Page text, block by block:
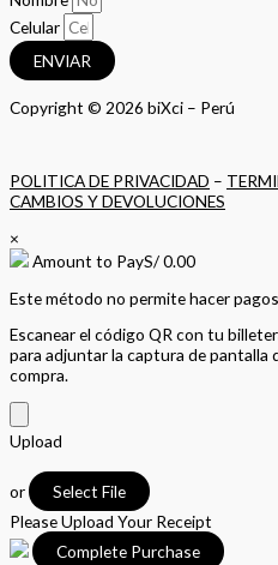
Celular
ENVIAR
Copyright © 2026 biXci – Perú
POLITICA DE PRIVACIDAD –
CAMBIOS Y DEVOLUCIONES
×
Amount to PayS/0.00
Este método no permite hacer
Escanear el código QR con tu
para adjuntar la captura de pantalla
compra.
Upload
or
Select File
Please Upload Your Receipt